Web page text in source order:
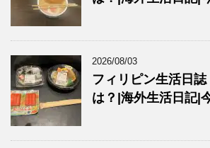
2026/08/03
フィリピン生活日
は？|海外生活日記|